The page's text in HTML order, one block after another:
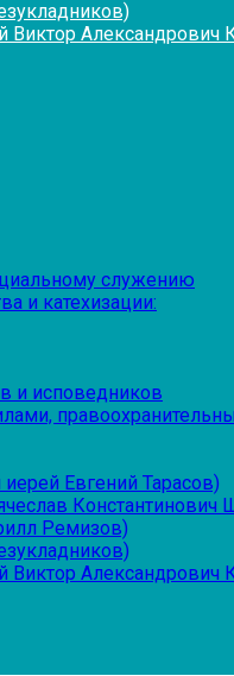
Виктор Александрович
служению
и катехизации:
и исповедников
Евгений Тарасов)
Константинович
Ремизов)
Виктор Александрович